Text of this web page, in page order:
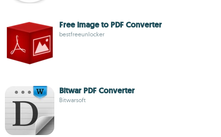
Free Image to PDF Converter
bestfreeunlocker
Bitwar PDF Converter
Bitwarsoft